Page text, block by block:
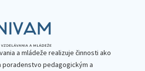
a mládeže realizuje činnosti ako
poradenstvo pedagogickým a